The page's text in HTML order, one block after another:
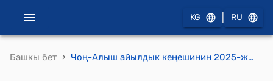
KG RU
Башкы бет › Чоң-Алыш айылдык кеңешинин 2025-жылдын 28-апрелиндеги № 78 "Жерлерди бир категориядан башкасына которуунун же бир түрүнөн башкасына которуу (трансформациялоо) жөнүндө" токтому